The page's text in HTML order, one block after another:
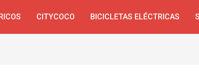
CITYCOCO BICICLETAS ELÉCTRICAS